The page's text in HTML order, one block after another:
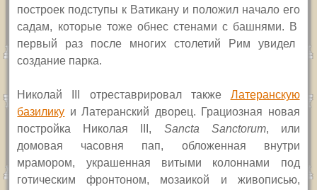
построек подступы к Ватикану и положил начало его
садам, которые тоже обнес стенами с башнями. В
первый раз после многих столетий Рим увидел
создание парка.
Николай отреставрировал также Латеранскую
базилику и Латеранский дворец. Грациозная новая
постройка Николая III, Sancta Sanctorum, или
домовая часовня пап, обложенная внутри
мрамором, украшенная витыми колоннами под
готическим фронтоном, мозаикой и живописью,